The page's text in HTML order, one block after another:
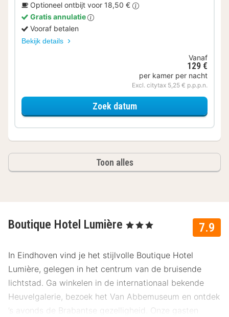
Optioneel ontbijt voor 18,50 €
Gratis annulatie
Vooraf betalen
Bekijk details
Vanaf
129 €
per kamer per nacht
Excl. citytax 5,25 € p.p.p.n.
Zoek datumvoor Luxury room
Toon alles
7.9
Boutique Hotel Lumière , 3 Sterren
In Eindhoven vind je het stijlvolle Boutique Hotel
Lumière, gelegen in het centrum van de bruisende
lichtstad. Ga winkelen in de internationaal bekende
Heuvelgalerie, bezoek het Van Abbemuseum en ontdek
’s avonds de Brabantse gezelligheid. Onze gasten